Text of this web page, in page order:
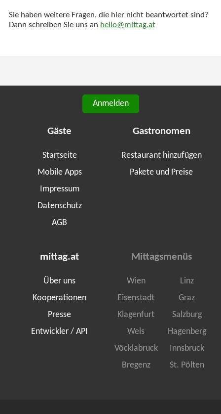
Sie haben weitere Fragen, die hier nicht beantwortet sind?
Dann schreiben Sie uns an hello@mittag.at
Anmelden
Gäste
Startseite
Mobile Apps
Impressum
Datenschutz
AGB
Gastronomen
Restaurant hinzufügen
Pakete und Preise
mittag.at
Über uns
Kooperationen
Presse
Entwickler / API
Mittagsmenüs
Wien
Linz
Eisenstadt
Graz
Klagenfurt
Salzburg
Wels
Hagenberg
Vöcklabruck
Innsbruck
Bregenz
St. Pölten